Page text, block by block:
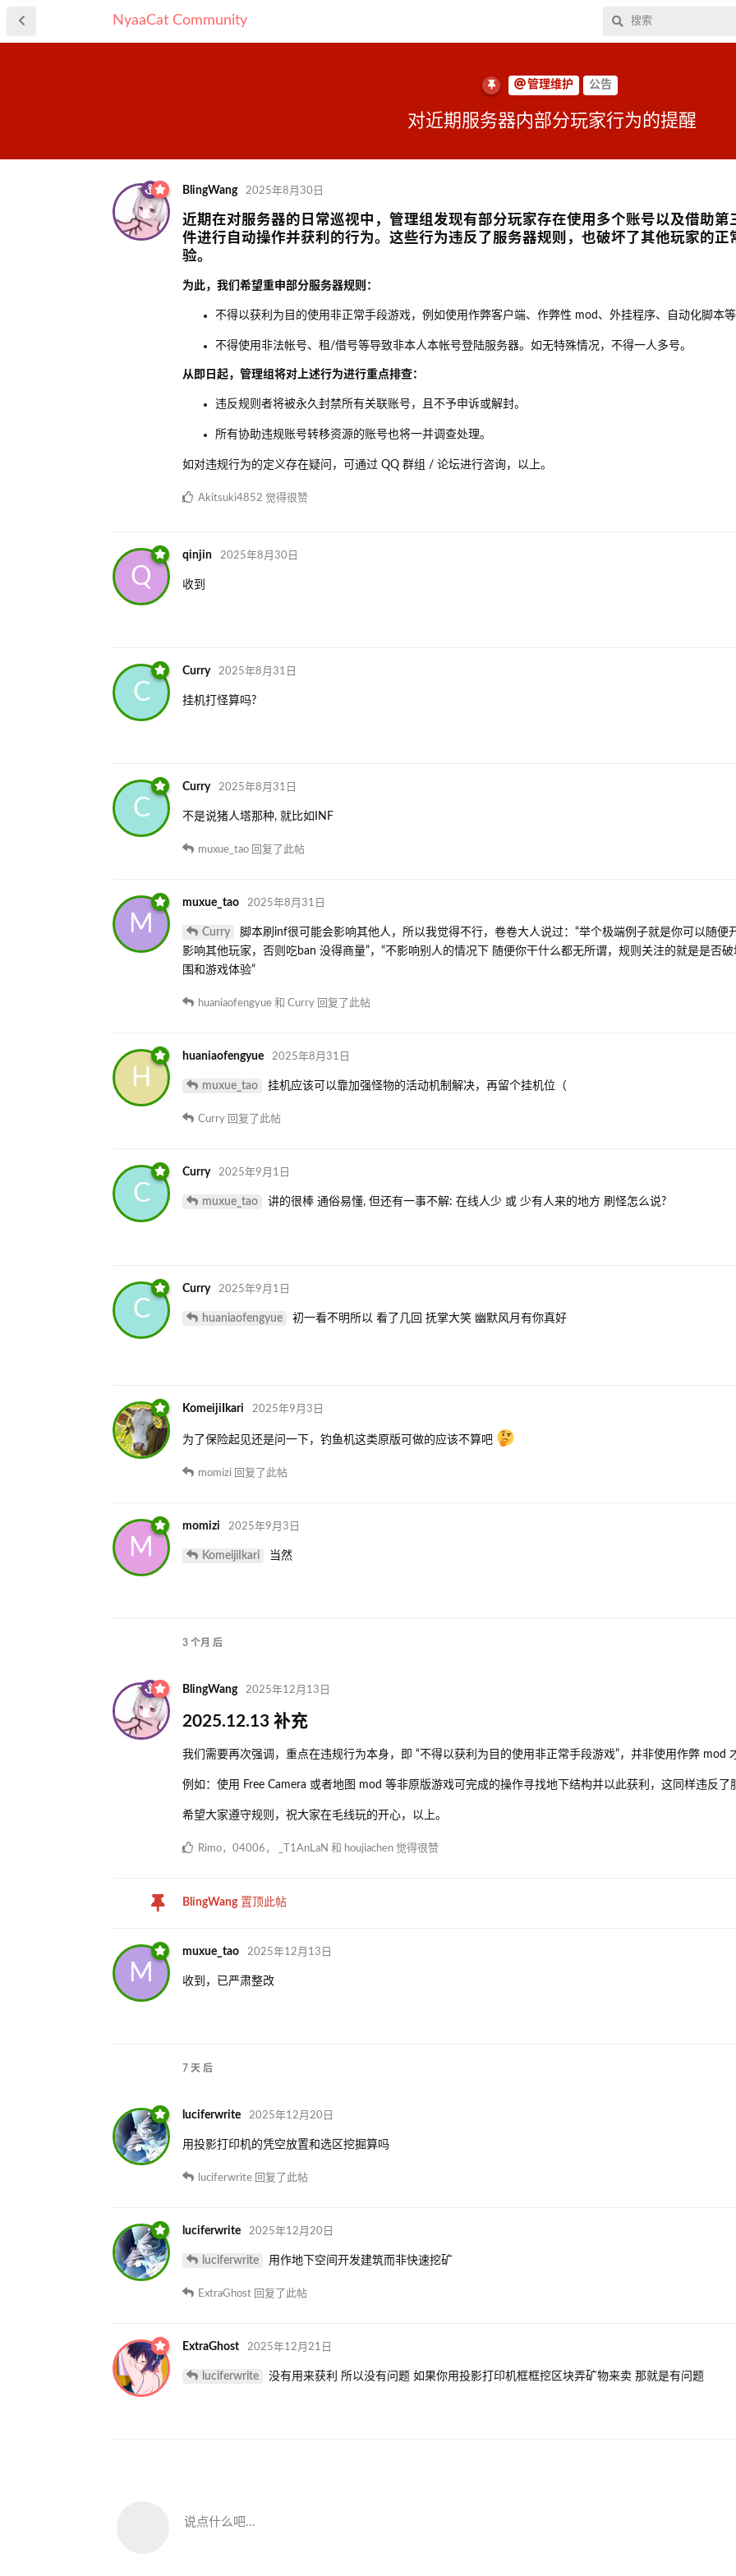
NyaaCat Community
管理维护 公告
对近期服务器内部分玩家行为的提醒
BlingWang 2025年8月30日
近期在对服务器的日常巡视中，管理组发现有部分玩家存在使用多个账号以及借助第
件进行自动操作并获利的行为。这些行为违反了服务器规则，也破坏了其他玩家的正
验。
为此，我们希望重申部分服务器规则：
不得以获利为目的使用非正常手段游戏，例如使用作弊客户端、作弊性 mod、外挂程序、自动化脚本等
不得使用非法帐号、租/借号等导致非本人本帐号登陆服务器。如无特殊情况，不得一人多号。
从即日起，管理组将对上述行为进行重点排查：
违反规则者将被永久封禁所有关联账号，且不予申诉或解封。
所有协助违规账号转移资源的账号也将一并调查处理。
如对违规行为的定义存在疑问，可通过 QQ 群组 / 论坛进行咨询，以上。
Akitsuki4852 觉得很赞
Q
qinjin 2025年8月30日
收到
C
Curry 2025年8月31日
挂机打怪算吗?
C
Curry 2025年8月31日
不是说猪人塔那种, 就比如INF
muxue_tao 回复了此帖
M
muxue_tao 2025年8月31日
Curry
脚本刷inf很可能会影响其他人，所以我觉得不行，卷卷大人说过：“举个极端例子就是你可以随便
影响其他玩家，否则吃ban 没得商量”，“不影响别人的情况下 随便你干什么都无所谓，规则关注的就是是否
围和游戏体验”
huaniaofengyue 和 Curry 回复了此帖
H
huaniaofengyue 2025年8月31日
muxue_tao 挂机应该可以靠加强怪物的活动机制解决，再留个挂机位（
Curry 回复了此帖
C
Curry 2025年9月1日
muxue_tao 讲的很棒 通俗易懂, 但还有一事不解: 在线人少 或 少有人来的地方 刷怪怎么说?
C
Curry 2025年9月1日
huaniaofengyue 初一看不明所以 看了几回 抚掌大笑 幽默风月有你真好
KomeijiIkari 2025年9月3日
为了保险起见还是问一下，钓鱼机这类原版可做的应该不算吧
momizi 回复了此帖
M
momizi 2025年9月3日
KomeijiIkari 当然
3 个月 后
BlingWang 2025年12月13日
2025.12.13 补充
我们需要再次强调，重点在违规行为本身，即 “不得以获利为目的使用非正常手段游戏”，并非使用作弊 mod
例如：使用 Free Camera 或者地图 mod 等非原版游戏可完成的操作寻找地下结构并以此获利，这同样违反了
希望大家遵守规则，祝大家在毛线玩的开心，以上。
Rimo， 04006 ， _T1AnLaN 和 houjiachen 觉得很赞
BlingWang置顶此帖
M
muxue_tao 2025年12月13日
收到，已严肃整改
7 天 后
luciferwrite 2025年12月20日
用投影打印机的凭空放置和选区挖掘算吗
luciferwrite 回复了此帖
luciferwrite 2025年12月20日
luciferwrite 用作地下空间开发建筑而非快速挖矿
ExtraGhost 回复了此帖
ExtraGhost 2025年12月21日
luciferwrite 没有用来获利 所以没有问题 如果你用投影打印机框框挖区块弄矿物来卖 那就是有问题
说点什么吧...